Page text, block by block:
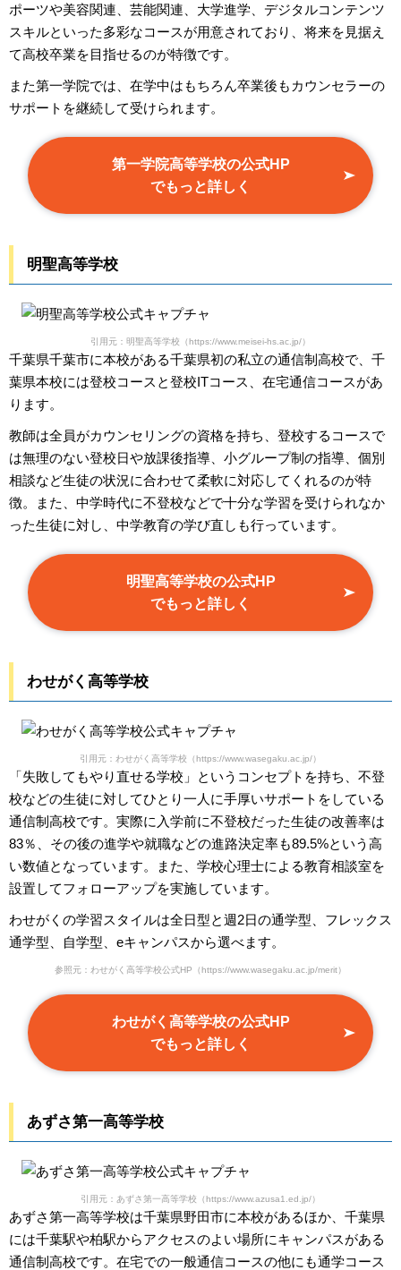
ポーツや美容関連、芸能関連、大学進学、デジタルコンテンツ
スキルといった多彩なコースが用意されており、将来を見据え
て高校卒業を目指せるのが特徴です。
また第一学院では、在学中はもちろん卒業後もカウンセラーの
サポートを継続して受けられます。
第一学院高等学校の公式HP
でもっと詳しく
明聖高等学校
引用元：明聖高等学校（https://www.meisei-hs.ac.jp/）
千葉県千葉市に本校がある千葉県初の私立の通信制高校で、千
葉県本校には登校コースと登校ITコース、在宅通信コースがあ
ります。
教師は全員がカウンセリングの資格を持ち、登校するコースで
は無理のない登校日や放課後指導、小グループ制の指導、個別
相談など生徒の状況に合わせて柔軟に対応してくれるのが特
徴。また、中学時代に不登校などで十分な学習を受けられなか
った生徒に対し、中学教育の学び直しも行っています。
明聖高等学校の公式HP
でもっと詳しく
わせがく高等学校
引用元：わせがく高等学校（https://www.wasegaku.ac.jp/）
「失敗してもやり直せる学校」というコンセプトを持ち、不登
校などの生徒に対してひとり一人に手厚いサポートをしている
通信制高校です。実際に入学前に不登校だった生徒の改善率は
83％、その後の進学や就職などの進路決定率も89.5%という高
い数値となっています。また、学校心理士による教育相談室を
設置してフォローアップを実施しています。
わせがくの学習スタイルは全日型と週2日の通学型、フレックス
通学型、自学型、eキャンパスから選べます。
参照元：わせがく高等学校公式HP（https://www.wasegaku.ac.jp/merit）
わせがく高等学校の公式HP
でもっと詳しく
あずさ第一高等学校
引用元：あずさ第一高等学校（https://www.azusa1.ed.jp/）
あずさ第一高等学校は千葉県野田市に本校があるほか、千葉県
には千葉駅や柏駅からアクセスのよい場所にキャンパスがある
通信制高校です。在宅での一般通信コースの他にも通学コース